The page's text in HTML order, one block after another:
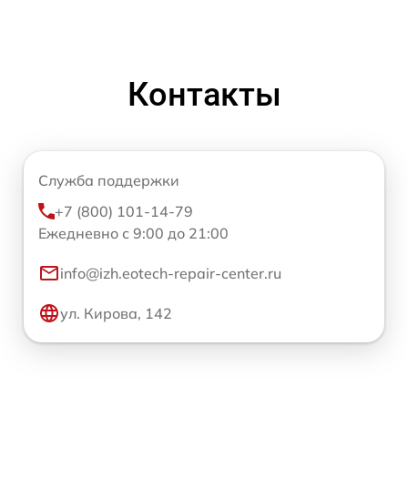
Контакты
Служба поддержки
+7 (800) 101-14-79
Ежедневно с 9:00 до 21:00
info@izh.eotech-repair-center.ru
ул. Кирова, 142